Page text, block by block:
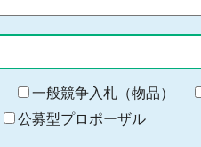
一般競争入札（物品）
公募型プロポーザル